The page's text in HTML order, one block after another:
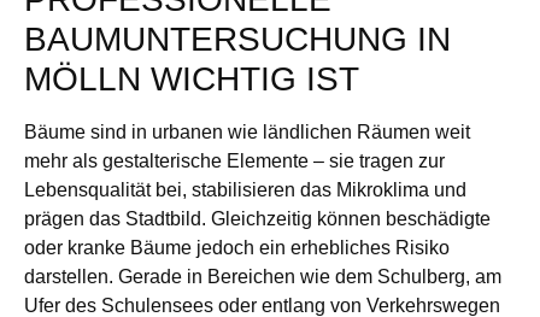
BAUMUNTERSUCHUNG IN
MÖLLN WICHTIG IST
Bäume sind in urbanen wie ländlichen Räumen weit
mehr als gestalterische Elemente – sie tragen zur
Lebensqualität bei, stabilisieren das Mikroklima und
prägen das Stadtbild. Gleichzeitig können beschädigte
oder kranke Bäume jedoch ein erhebliches Risiko
darstellen. Gerade in Bereichen wie dem Schulberg, am
Ufer des Schulensees oder entlang von Verkehrswegen